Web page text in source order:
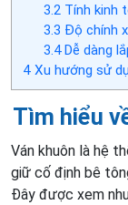
3.2Tính kinh
3.3 Độ chính
3.4Dễ dàng
4 Xu hướng sử
Tìm hiểu
Ván khuôn là hệ
giữ cố định bê
Đây được xem